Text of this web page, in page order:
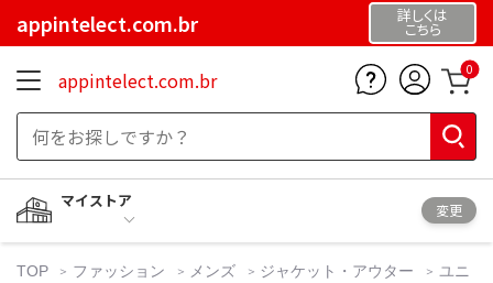
appintelect.com.br 詳しくは
こちら
appintelect.com.br 0
マイストア
変更
TOP ファッション メンズ ジャケット・アウター
ユニ